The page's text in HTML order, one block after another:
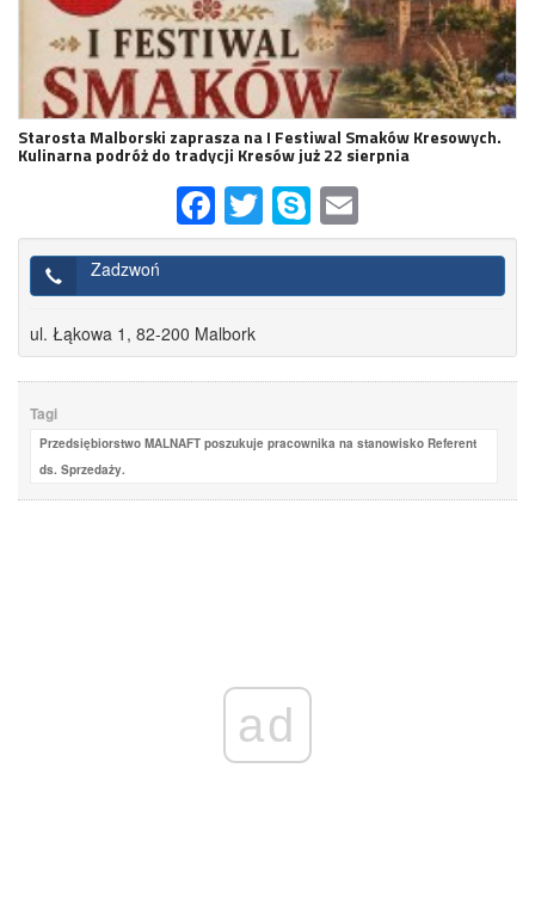
Starosta Malborski zaprasza na I Festiwal Smaków Kresowych.
Kulinarna podróż do tradycji Kresów już 22 sierpnia
FacebookTwitter Skype
Zadzwoń
ul. Łąkowa 1, 82-200 Malbork
Tagi
Przedsiębiorstwo MALNAFT poszukuje pracownika na stanowisko Referent
ds. Sprzedaży.
ad